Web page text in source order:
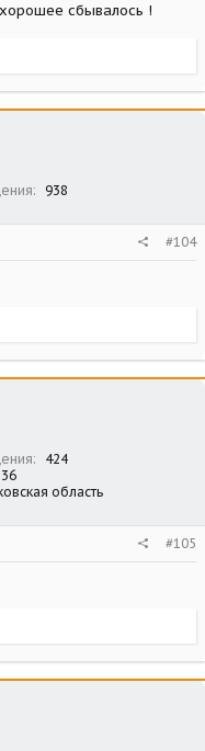
сбывалось !
938
#104
424
36
область
#105